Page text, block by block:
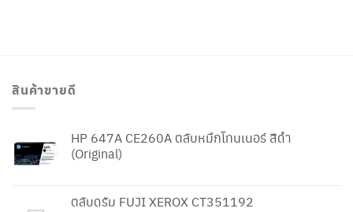
สินค้าขายดี
HP 647A CE260A ตลับหมึกโทนเนอร์ สีดำ
(Original)
ตลับดรัม FUJI XEROX CT351192